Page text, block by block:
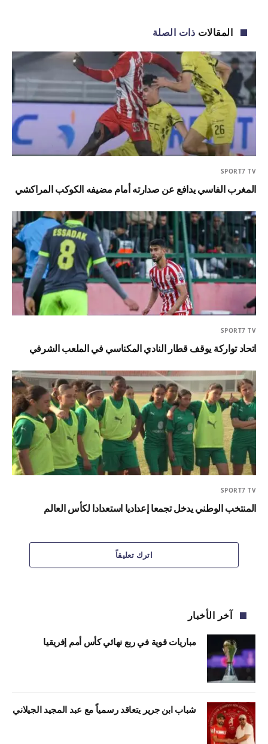
المقالات ذات الصلة
SPORT7 TV
المغرب الفاسي يدافع عن صدارته أمام مضيفه الكوكب المراكشي
SPORT7 TV
اتحاد تواركة يوقف قطار النادي المكناسي في الملعب الشرفي
SPORT7 TV
المنتخب الوطني يدخل تجمعا إعداديا استعدادا لكأس العالم
اترك تعليقاً
آخر الأخبار
مباريات قوية في ربع نهائي كأس أمم إفريقيا
شباب ابن جرير يتعاقد رسمياً مع عبد المجيد الجيلاني